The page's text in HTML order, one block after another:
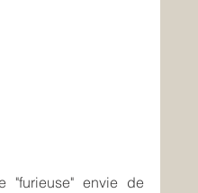
"furieuse" envie de